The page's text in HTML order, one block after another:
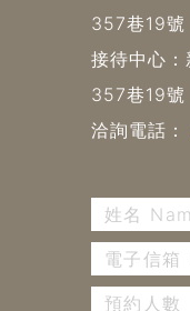
357巷19號
接待中心
357巷19號
洽詢電話：